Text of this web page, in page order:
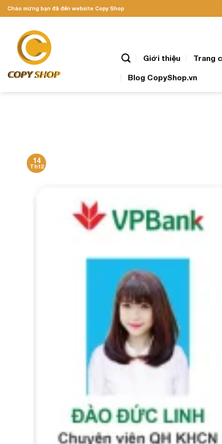
Skip
to
Chào mừng bạn đã đến website Copy Shop
Giới thiệu Trang
Blog CopyShop.vn
14
Th12